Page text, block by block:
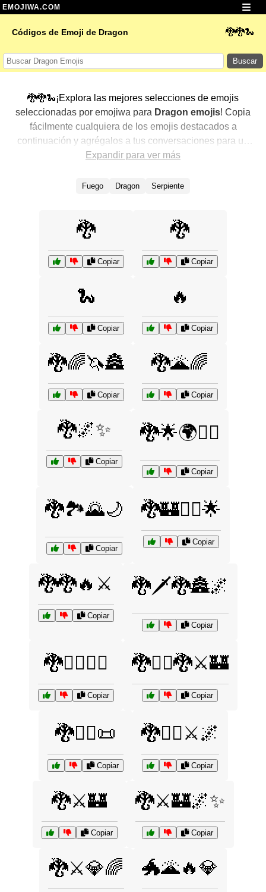
EMOJIWA.COM
Códigos de Emoji de Dragon 🐉🐉🐍
Buscar
🐉🐉🐍¡Explora las mejores selecciones de emojis
seleccionadas por emojiwa para Dragon emojis! Copia
fácilmente cualquiera de los emojis destacados a
continuación y agrégalos a tus conversaciones para un
toque personalizado. Hemos seleccionado una variedad
populares. ¿Buscas más? Explora otras categorías para
Expandir para ver más
Fuego Dragon Serpiente
🐉
Copiar
🐉
Copiar
🐍
Copiar
🔥
Copiar
🐉🌈🦄🏯
Copiar
🐉🌋🌈
Copiar
🐉🌌✨
Copiar
🐉🌟🌍🧝‍♂️
Copiar
🐉🏞️🌄🌙
Copiar
🐉🏰🦸‍♂️🌟
Copiar
🐉🐉🔥⚔️
Copiar
🐉🗡️🐉🏯🌌
Copiar
🐉🦸‍♂️🦸‍♀️
Copiar
🐉🧙‍♂️🐉⚔️🏰
Copiar
🐉🧙‍♂️📜
Copiar
🐉🧙‍♂️⚔️🌌
Copiar
🐉⚔️🏰
Copiar
🐉⚔️🏰🌌✨
Copiar
🐉⚔️💎🌈 🐲🌋🔥💎